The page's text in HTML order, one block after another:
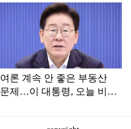
여론 계속 안 좋은 부동산
문제…이 대통령, 오늘 비공